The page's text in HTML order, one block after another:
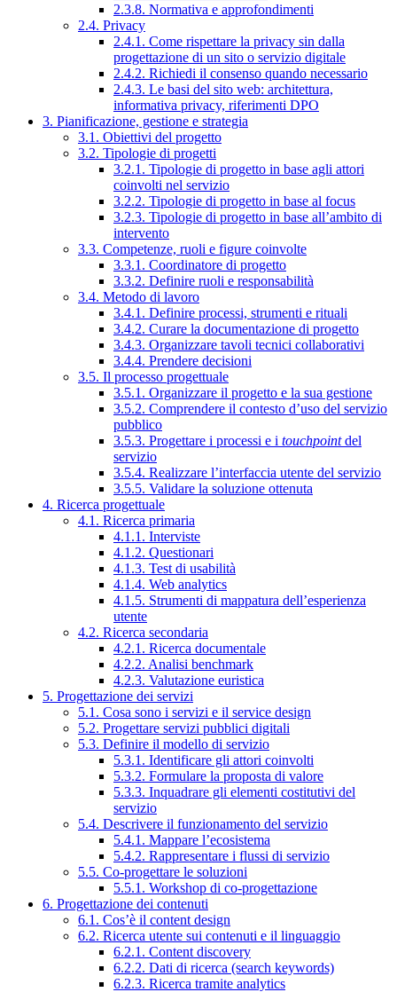
2.3.8. Normativa e approfondimenti
2.4. Privacy
2.4.1. Come rispettare la privacy sin dalla
progettazione di un sito o servizio digitale
2.4.2. Richiedi il consenso quando necessario
2.4.3. Le basi del sito web: architettura,
informativa privacy, riferimenti DPO
3. Pianificazione, gestione e strategia
3.1. Obiettivi del progetto
3.2. Tipologie di progetti
3.2.1. Tipologie di progetto in base agli attori
coinvolti nel servizio
3.2.2. Tipologie di progetto in base al focus
3.2.3. Tipologie di progetto in base all’ambito di
intervento
3.3. Competenze, ruoli e figure coinvolte
3.3.1. Coordinatore di progetto
3.3.2. Definire ruoli e responsabilità
3.4. Metodo di lavoro
3.4.1. Definire processi, strumenti e rituali
3.4.2. Curare la documentazione di progetto
3.4.3. Organizzare tavoli tecnici collaborativi
3.4.4. Prendere decisioni
3.5. Il processo progettuale
3.5.1. Organizzare il progetto e la sua gestione
3.5.2. Comprendere il contesto d’uso del servizio
pubblico
3.5.3. Progettare i processi e i touchpointdel
servizio
3.5.4. Realizzare l’interfaccia utente del servizio
3.5.5. Validare la soluzione ottenuta
4. Ricerca progettuale
4.1. Ricerca primaria
4.1.1. Interviste
4.1.2. Questionari
4.1.3. Test di usabilità
4.1.4. Web analytics
4.1.5. Strumenti di mappatura dell’esperienza
utente
4.2. Ricerca secondaria
4.2.1. Ricerca documentale
4.2.2. Analisi benchmark
4.2.3. Valutazione euristica
5. Progettazione dei servizi
5.1. Cosa sono i servizi e il service design
5.2. Progettare servizi pubblici digitali
5.3. Definire il modello di servizio
5.3.1. Identificare gli attori coinvolti
5.3.2. Formulare la proposta di valore
5.3.3. Inquadrare gli elementi costitutivi del
servizio
5.4. Descrivere il funzionamento del servizio
5.4.1. Mappare l’ecosistema
5.4.2. Rappresentare i flussi di servizio
5.5. Co-progettare le soluzioni
5.5.1. Workshop di co-progettazione
6. Progettazione dei contenuti
6.1. Cos’è il content design
6.2. Ricerca utente sui contenuti e il linguaggio
6.2.1. Content discovery
6.2.2. Dati di ricerca (search keywords)
6.2.3. Ricerca tramite analytics